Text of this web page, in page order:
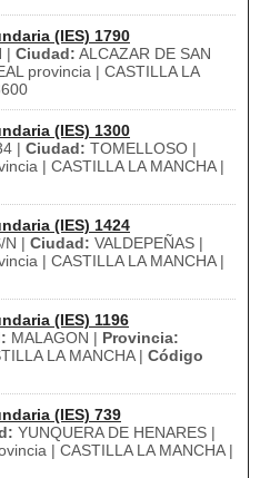
(IES) 1790
| Ciudad: ALCAZAR DE SAN
provincia | CASTILLA LA
(IES) 1300
| Ciudad: TOMELLOSO |
| CASTILLA LA MANCHA |
(IES) 1424
N | Ciudad: VALDEPEÑAS |
| CASTILLA LA MANCHA |
(IES) 1196
MALAGON | Provincia:
LA MANCHA | Código
(IES) 739
YUNQUERA DE HENARES |
| CASTILLA LA MANCHA |